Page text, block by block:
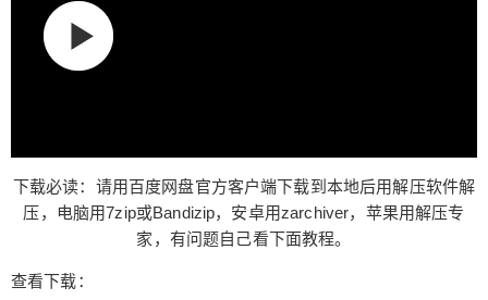
下载必读：请用百度网盘官方客户端下载到本地后用解压软件解
压，电脑用7zip或Bandizip，安卓用zarchiver，苹果用解压专
家，有问题自己看下面教程。
查看下载：
扫描二维码继续阅读